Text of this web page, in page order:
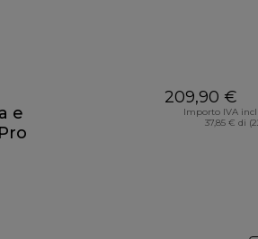
e
209,90 €
Importo IVA
37,85 € di